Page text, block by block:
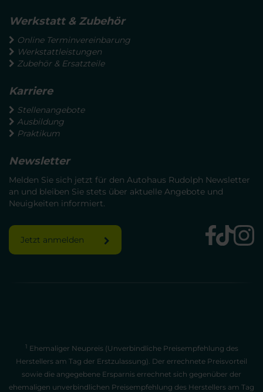
Werkstatt & Zubehör
Online Terminvereinbarung
Werkstattleistungen
Zubehör & Ersatzteile
Karriere
Stellenangebote
Ausbildung
Praktikum
Newsletter
Melden Sie sich jetzt für den Autohaus Rudolph Newsletter
an und bleiben Sie stets über aktuelle Angebote und
Neuigkeiten informiert.
Jetzt anmelden
1 Ehemaliger Neupreis (Unverbindliche Preisempfehlung des
Herstellers am Tag der Erstzulassung). Der errechnete Preisvorteil
sowie die angegebene Ersparnis errechnet sich gegenüber der
ehemaligen unverbindlichen Preisempfehlung des Herstellers am Tag